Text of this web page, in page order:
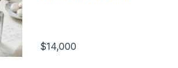
$14,000